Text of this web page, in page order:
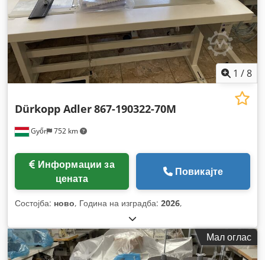
1 /8
Győr 752 km
Dürkopp Adler867-190322-70M
цената
Повикајте
Состојба: ново, Година на изградба: 2026,
Мал оглас